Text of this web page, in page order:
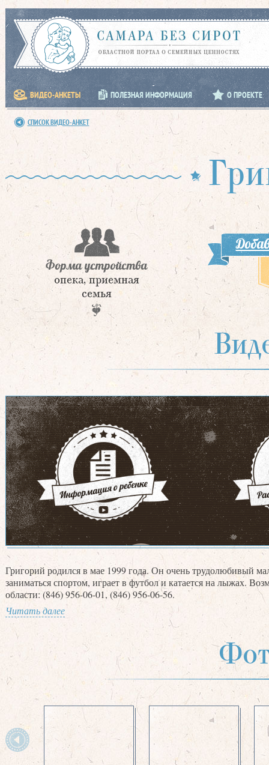
ВИДЕО-АНКЕТЫ ПОЛЕЗНАЯ ИНФОРМАЦИЯ О ПРОЕКТЕ
СПИСОК ВИДЕО-АНКЕТ
Форма устройства
опека, приемная
семья
Григорий родился в мае 1999 года. Он очень трудолюбивый
заниматься спортом, играет в футбол и катается на лыжах.
области: (846) 956-06-01, (846) 956-06-56.
Читать далее